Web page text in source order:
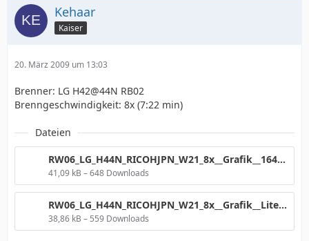
Kehaar
Kaiser
20. März 2009 um 13:03
Brenner: LG H42@44N RB02
Brenngeschwindigkeit: 8x (7:22 min)
Dateien
RW06_LG_H44N_RICOHJPN_W21_8x__Grafik__1640Nr2.png
41,09 kB – 648 Downloads
RW06_LG_H44N_RICOHJPN_W21_8x__Grafik__LiteOn.png
38,86 kB – 559 Downloads